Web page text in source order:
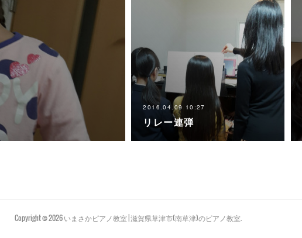
2016.04.09 10:27
リレー連弾
Copyright ©2026いまさかピアノ教室 | 滋賀県草津市(南草津)のピアノ教室.